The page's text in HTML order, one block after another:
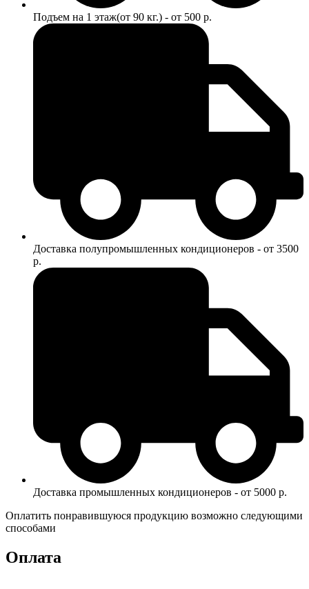
Подъем на 1 этаж(от 90 кг.) - от 500 р.
Доставка полупромышленных кондиционеров - от 3500
р.
Доставка промышленных кондиционеров - от 5000 р.
Оплатить понравившуюся продукцию возможно следующими
способами
Оплата